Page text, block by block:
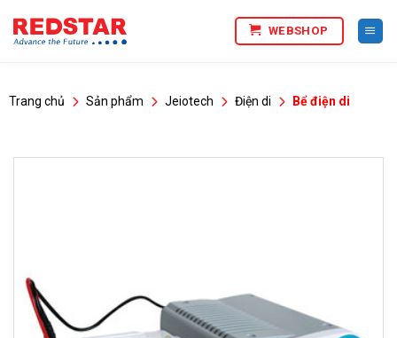
qua
WEBSHOP
Trang chủ Sản phẩm Jeiotech Điện di Bể điện di